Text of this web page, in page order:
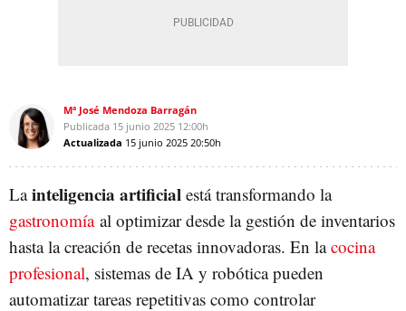
Mª José Mendoza Barragán
Publicada 15 junio 2025 12:00h
Actualizada 15 junio 2025 20:50h
Lainteligencia artificial está transformando la
gastronomíaal optimizar desde la gestión de inventarios
hasta la creación de recetas innovadoras. En lacocina
profesional, sistemas de IA y robótica pueden
automatizar tareas repetitivas como controlar